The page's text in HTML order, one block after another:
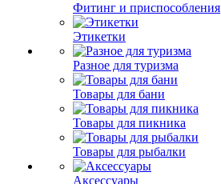
Фитинг и приспособления
Этикетки
Разное для туризма
Товары для бани
Товары для пикника
Товары для рыбалки
Аксессуары